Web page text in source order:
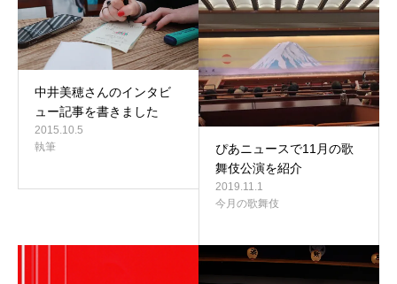
中井美穂さんのインタビ
ュー記事を書きました
2015.10.5
執筆
ぴあニュースで11月の歌
舞伎公演を紹介
2019.11.1
今月の歌舞伎